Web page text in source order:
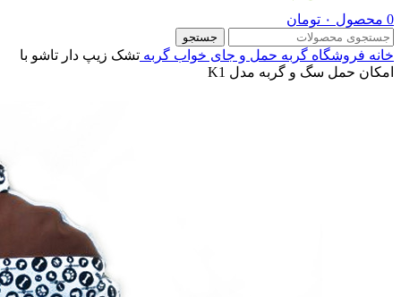
0 محصول ۰ تومان
جستجو
خانه فروشگاه گربه حمل و جای خواب گربه تشک زیپ دار تاشو با
امکان حمل سگ و گربه مدل K1